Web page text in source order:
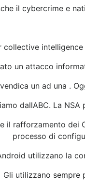
il cybercrime e
collective
un attacco
un ad una .
dallABC. La
il rafforzamento
processo di
utilizzano la
Gli utilizzano